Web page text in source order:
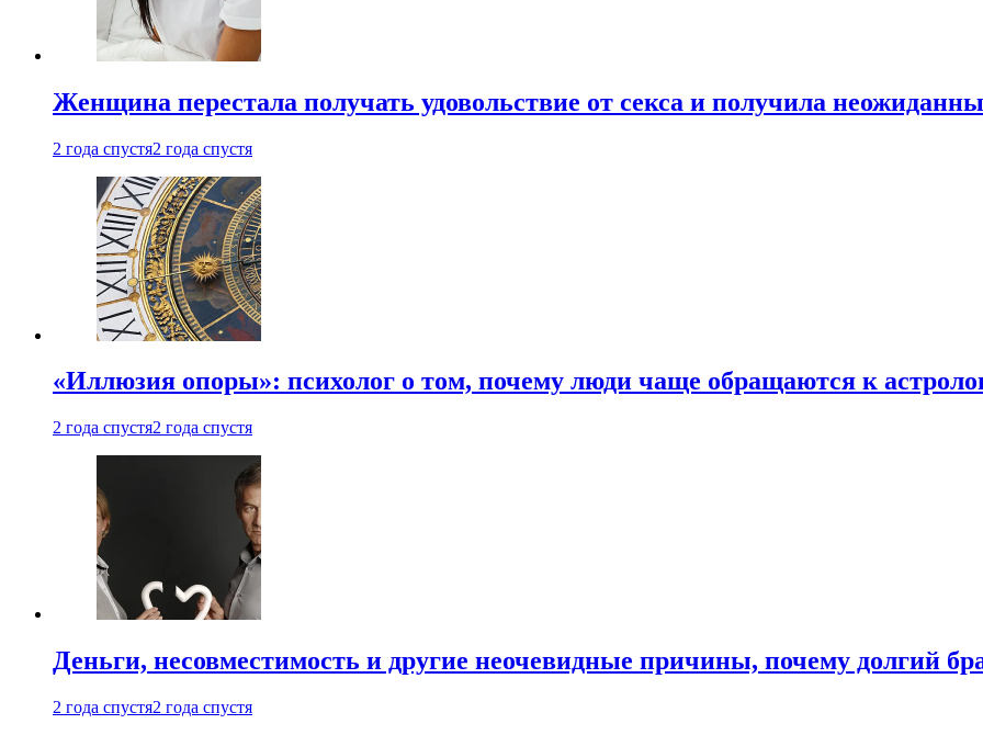
Женщина перестала получать удовольствие от секса и получила
2 года спустя2 года спустя
«Иллюзия опоры»: психолог о том, почему люди чаще обращаются к
2 года спустя2 года спустя
Деньги, несовместимость и другие неочевидные причины, почему долгий
2 года спустя2 года спустя